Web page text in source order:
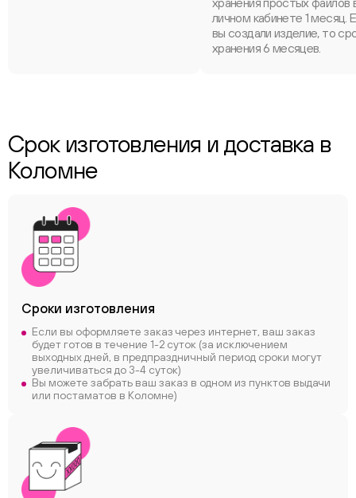
личном кабинете 1 месяц.
вы создали изделие, то
хранения 6 месяцев.
Срок изготовления и доставка в
Коломне
Сроки изготовления
Если вы оформляете заказ через интернет, ваш заказ
будет готов в течение 1-2 суток (за исключением
выходных дней, в предпраздничный период сроки могут
увеличиваться до 3-4 суток)
Вы можете забрать ваш заказ в одном из пунктов выдачи
или постаматов в Коломне)